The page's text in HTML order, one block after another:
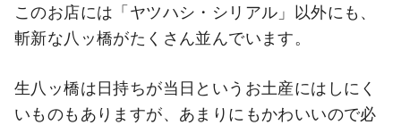
このお店には「ヤツハシ・シリアル」以外にも、
斬新な八ッ橋がたくさん並んでいます。
生八ッ橋は日持ちが当日というお土産にはしにく
いものもありますが、あまりにもかわいいので必